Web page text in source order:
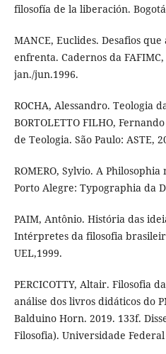
filosofía de la liberación.
MANCE, Euclides. Desafios
enfrenta. Cadernos da
jan./jun.1996.
ROCHA, Alessandro. Teologia
BORTOLETTO FILHO,
de Teologia. São Paulo: ASTE,
ROMERO, Sylvio. A
Porto Alegre: Typographia da
PAIM, Antônio. História das
Intérpretes da filosofia
UEL,1999.
PERCICOTTY, Altair. Filosofia
análise dos livros didáticos do
Balduino Horn. 2019. 133f.
Filosofia). Universidade